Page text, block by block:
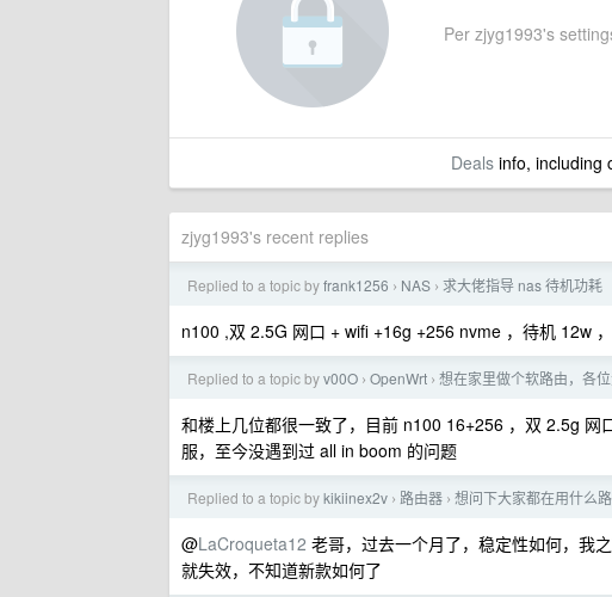
Per zjyg1993's
Dealsinfo, including
zjyg1993's recent replies
Replied to a topic byfrank1256 › NAS › 求大佬指导 nas 待机功耗
n100 ,双 2.5G 网口 + wifi +16g +256 nvme ，待机 12w
Replied to a topic byv00O › OpenWrt › 想在家里做个软路由，各
和楼上几位都很一致了，目前 n100 16+256 ，双 2.5g
服，至今没遇到过 all in boom 的问题
Replied to a topic bykikiinex2v › 路由器 › 想问下大家都在用什么路
@LaCroqueta12 老哥，过去一个月了，稳定性如何，我
就失效，不知道新款如何了